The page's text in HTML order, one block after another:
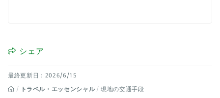
シェア
最終更新日：2026/6/15
トラベル・エッセンシャル
現地の交通手段